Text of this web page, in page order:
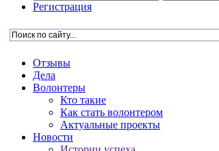
Регистрация
Отзывы
Дела
Волонтеры
Кто такие
Как стать волонтером
Актуальные проекты
Новости